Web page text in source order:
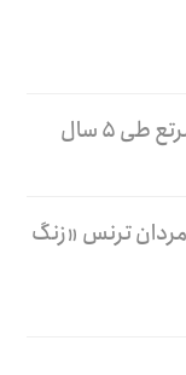
ترنس «زنگ